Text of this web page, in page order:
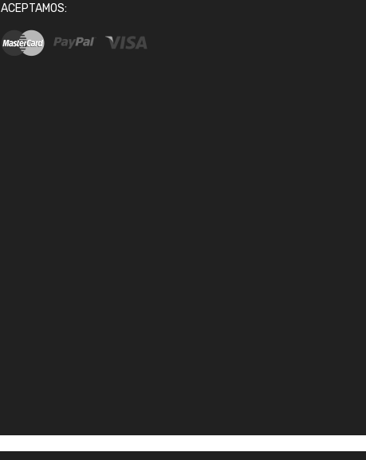
ACEPTAMOS: